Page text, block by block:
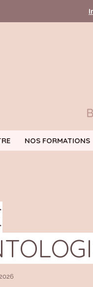
NOS FORMATIONS